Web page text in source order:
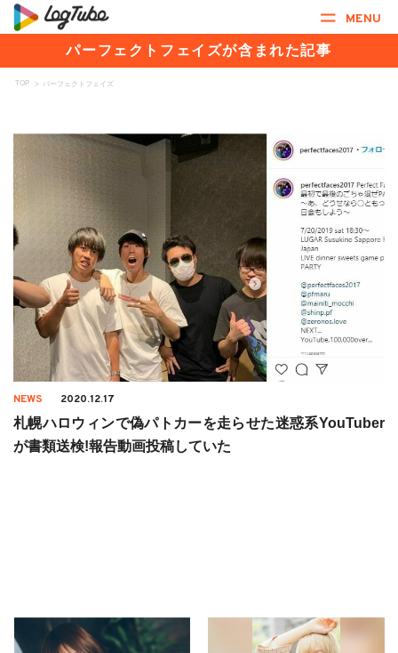
MENU
パーフェクトフェイズが含まれた記事
TOP > パーフェクトフェイズ
NEWS 2020.12.17
札幌ハロウィンで偽パトカーを走らせた迷惑系YouTuber
が書類送検!報告動画投稿していた